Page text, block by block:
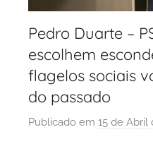
Pedro Duarte –
escolhem
flagelos sociais
do passado
Publicado em 15 de Abril